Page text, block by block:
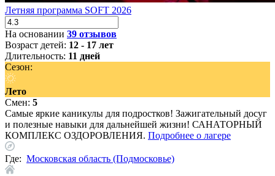
Летняя программа SOFT 2026
На основании 39 отзывов
Возраст детей: 12 - 17 лет
Длительность: 11 дней
Сезон:
Лето
Смен: 5
Cамые яркие каникулы для подростков! Зажигательный досуг
и полезные навыки для дальнейшей жизни! САНАТОРНЫЙ
КОМПЛЕКС ОЗДОРОВЛЕНИЯ. Подробнее о лагере
Где: Московская область (Подмосковье)